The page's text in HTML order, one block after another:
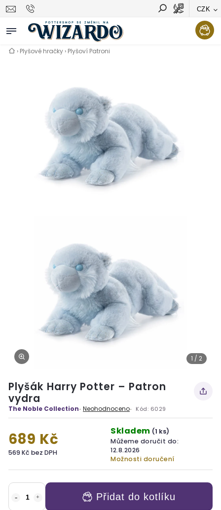
CZK
Vyhledávání Hledat
› Plyšové hračky › Plyšoví Patroni
1 / 2
Plyšák Harry Potter – Patron
vydra
The Noble Collection Neohodnoceno Kód: 6029
689 Kč
569 Kč bez DPH
Skladem (1 ks)
Můžeme doručit do:
12.8.2026
Možnosti doručení
Přidat do kotlíku